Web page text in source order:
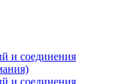
и соединения
и соединения